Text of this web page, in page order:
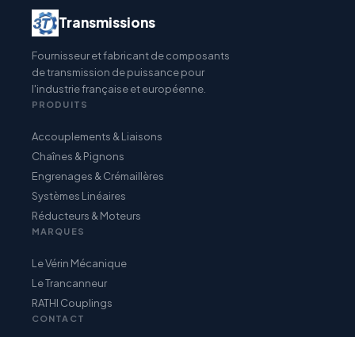
Transmissions
Fournisseur et fabricant de composants
de transmission de puissance pour
l'industrie française et européenne.
PRODUITS
Accouplements & Liaisons
Chaînes & Pignons
Engrenages & Crémaillères
Systèmes Linéaires
Réducteurs & Moteurs
MARQUES
Le Vérin Mécanique
Le Trancanneur
RATHI Couplings
CONTACT